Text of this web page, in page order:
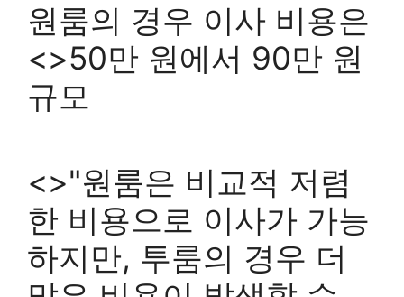
원룸의 경우 이사 비용은
<>50만 원에서 90만 원
규모
<>"원룸은 비교적 저렴
한 비용으로 이사가 가능
하지만, 투룸의 경우 더